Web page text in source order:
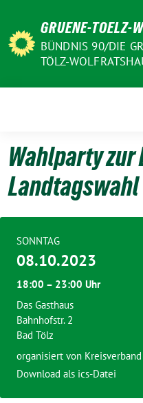
zum
Inhalt
GRUENE-TOELZ-
BÜNDNIS 90/DIE
TÖLZ-
Wahlparty zur
Landtagswahl
SONNTAG
08.10.2023
18:00 – 23:00 Uhr
Das Gasthaus
Bahnhofstr. 2
Bad Tölz
organisiert von Kreisverband
Download als ics-Datei